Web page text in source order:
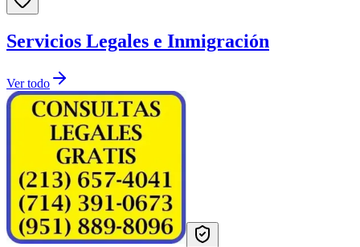
Servicios Legales e Inmigración
Ver todo